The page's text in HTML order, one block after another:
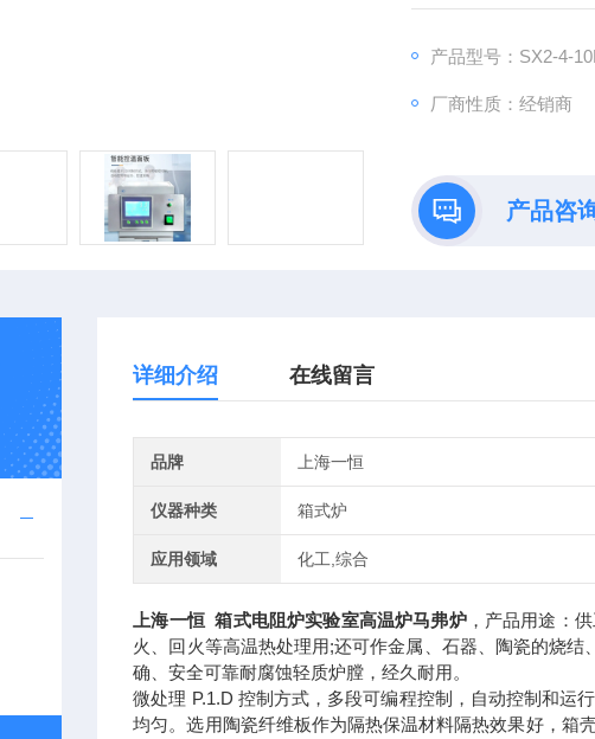
产品型号：SX2-4-
厂商性质：经销商
产品咨
详细介绍 在线留言
品牌 上海一恒
仪器种类 箱式炉
应用领域 化工,综合
上海一恒 箱式电阻炉实验室高温炉马弗炉，产品用途：
火、回火等高温热处理用;还可作金属、石器、陶瓷的烧
确、安全可靠耐腐蚀轻质炉膛，经久耐用。
微处理 P.1.D 控制方式，多段可编程控制，自动控制和运
均匀。选用陶瓷纤维板作为隔热保温材料隔热效果好，箱